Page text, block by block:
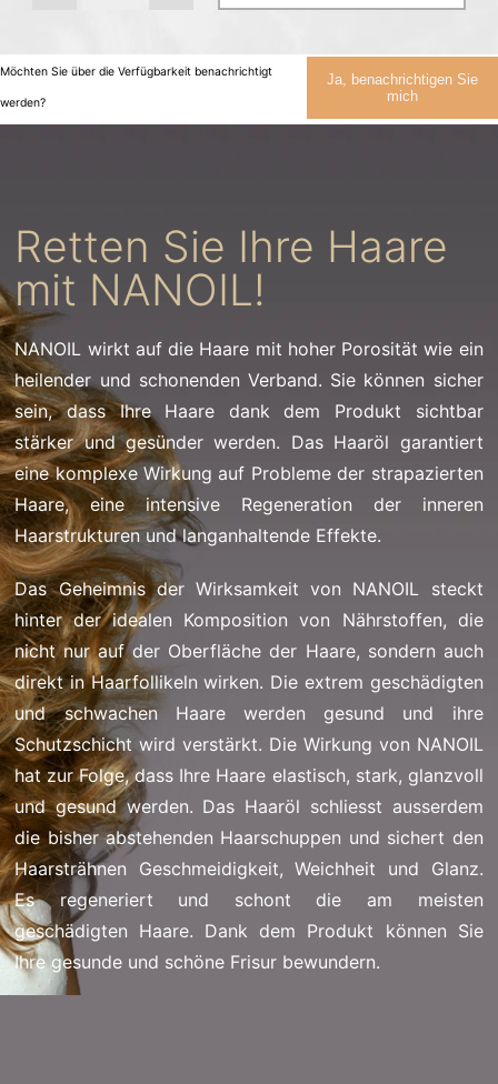
Möchten Sie über die Verfügbarkeit benachrichtigt
werden?
Ja, benachrichtigen Sie
mich
Retten Sie Ihre Haare
mit NANOIL!
NANOIL wirkt auf die Haare mit hoher Porosität wie ein
heilender und schonenden Verband. Sie können sicher
sein, dass Ihre Haare dank dem Produkt sichtbar
stärker und gesünder werden. Das Haaröl garantiert
eine komplexe Wirkung auf Probleme der strapazierten
Haare, eine intensive Regeneration der inneren
Haarstrukturen und langanhaltende Effekte.
Das Geheimnis der Wirksamkeit von NANOIL steckt
hinter der idealen Komposition von Nährstoffen, die
nicht nur auf der Oberfläche der Haare, sondern auch
direkt in Haarfollikeln wirken. Die extrem geschädigten
und schwachen Haare werden gesund und ihre
Schutzschicht wird verstärkt. Die Wirkung von NANOIL
hat zur Folge, dass Ihre Haare elastisch, stark, glanzvoll
und gesund werden. Das Haaröl schliesst ausserdem
die bisher abstehenden Haarschuppen und sichert den
Haarsträhnen Geschmeidigkeit, Weichheit und Glanz.
Es regeneriert und schont die am meisten
geschädigten Haare. Dank dem Produkt können Sie
Ihre gesunde und schöne Frisur bewundern.